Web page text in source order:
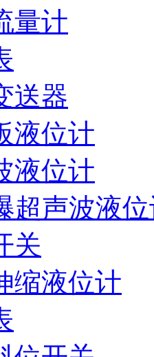
量计
送器
液位计
液位计
超声波液
关
缩液位计